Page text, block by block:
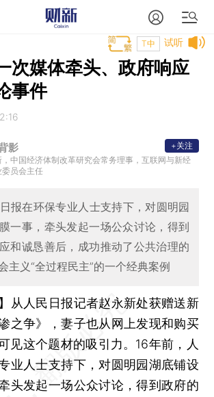
试听
T中
次媒体牵头、政府响应
事件
影
，中国经济体制改革研究会常务理事，互联网与新经
委员会主任
+关注
报在环保专业人士支持下，对圆明园
一事，牵头发起一场公众讨论，得到
和诚恳善后，成功推动了公共治理的
主义“全过程民主”的一个经典案例
从人民日报记者赵永新处获赠送新
之争》，妻子也从网上发现和购买
见这个题材的吸引力。16年前，人
业人士支持下，对圆明园湖底铺设
头发起一场公众讨论，得到政府的